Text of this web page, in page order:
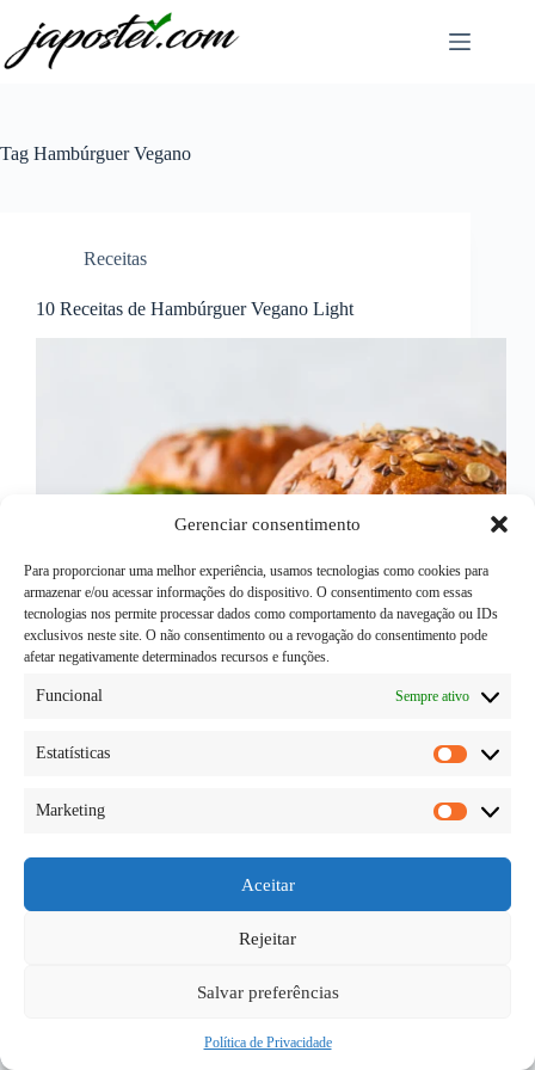
Gerenciar consentimento
Para proporcionar uma melhor experiência, usamos tecnologias como cookies para
armazenar e/ou acessar informações do dispositivo. O consentimento com essas
tecnologias nos permite processar dados como comportamento da navegação ou IDs
exclusivos neste site. O não consentimento ou a revogação do consentimento pode
afetar negativamente determinados recursos e funções.
Funcional Sempre ativo
Estatísticas
Marketing
Aceitar
Rejeitar
Salvar preferências
Política de Privacidade
conteúdo
Tag Hambúrguer Vegano
Receitas
10 Receitas de Hambúrguer Vegano Light
O que muitas pessoas confundem é sobre o
coisa, só que dita em modos diferentes. Mas só que
não é bem assim e por mais parecido que seja existe
Copyright © 2026 - todos os direitos reservados.